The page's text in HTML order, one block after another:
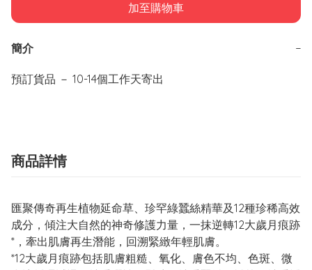
加至購物車
簡介 −
預訂貨品 － 10-14個工作天寄出
商品詳情
匯聚傳奇再生植物延命草、珍罕綠蠶絲精華及12種珍稀高效
成分，傾注大自然的神奇修護力量，一抹逆轉12大歲月痕跡
*，牽出肌膚再生潛能，回溯緊緻年輕肌膚。
*12大歲月痕跡包括肌膚粗糙、氧化、膚色不均、色斑、微